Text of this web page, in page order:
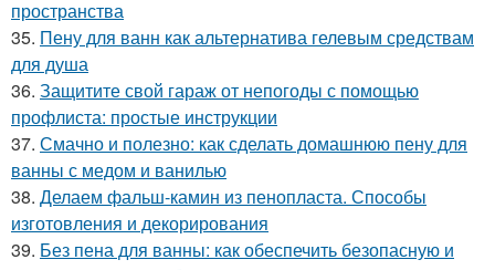
пространства
35. Пену для ванн как альтернатива гелевым средствам
для душа
36. Защитите свой гараж от непогоды с помощью
профлиста: простые инструкции
37. Смачно и полезно: как сделать домашнюю пену для
ванны с медом и ванилью
38. Делаем фальш-камин из пенопласта. Способы
изготовления и декорирования
39. Без пена для ванны: как обеспечить безопасную и